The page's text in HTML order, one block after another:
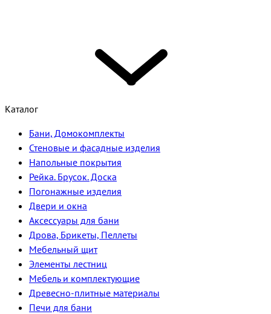
Каталог
Бани, Домокомплекты
Стеновые и фасадные изделия
Напольные покрытия
Рейка. Брусок. Доска
Погонажные изделия
Двери и окна
Аксессуары для бани
Дрова, Брикеты, Пеллеты
Мебельный щит
Элементы лестниц
Мебель и комплектующие
Древесно-плитные материалы
Печи для бани